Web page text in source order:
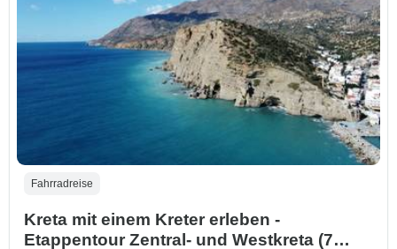
Fahrradreise
Kreta mit einem Kreter erleben -
Etappentour Zentral- und Westkreta (7